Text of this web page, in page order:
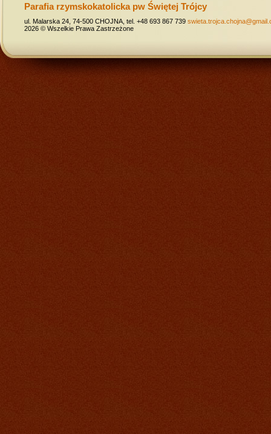
Parafia rzymskokatolicka pw Świętej Trójcy
ul. Malarska 24, 74-500 CHOJNA, tel. +48 693 867 739
2026 © Wszelkie Prawa Zastrzeżone